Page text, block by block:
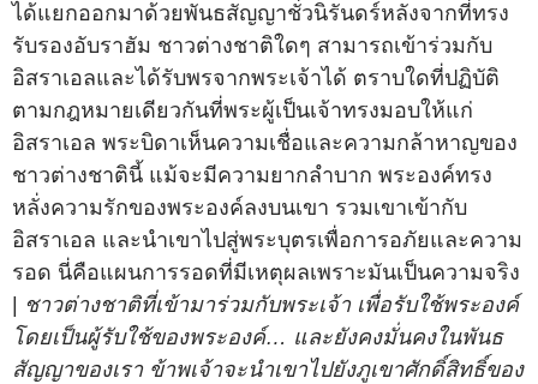
ได้แยกออกมาด้วยพันธสัญญาชั่วนิรันดร์หลังจากที่ทรง
รับรองอับราฮัม ชาวต่างชาติใดๆ สามารถเข้าร่วมกับ
อิสราเอลและได้รับพรจากพระเจ้าได้ ตราบใดที่ปฏิบัติ
ตามกฎหมายเดียวกันที่พระผู้เป็นเจ้าทรงมอบให้แก่
อิสราเอล พระบิดาเห็นความเชื่อและความกล้าหาญของ
ชาวต่างชาตินี้ แม้จะมีความยากลำบาก พระองค์ทรง
หลั่งความรักของพระองค์ลงบนเขา รวมเขาเข้ากับ
อิสราเอล และนำเขาไปสู่พระบุตรเพื่อการอภัยและความ
รอด นี่คือแผนการรอดที่มีเหตุผลเพราะมันเป็นความจริง
ชาวต่างชาติที่เข้ามาร่วมกับพระเจ้า เพื่อรับใช้พระองค์
โดยเป็นผู้รับใช้ของพระองค์… และยังคงมั่นคงในพันธ
สัญญาของเรา ข้าพเจ้าจะนำเขาไปยังภูเขาศักดิ์สิทธิ์ของ